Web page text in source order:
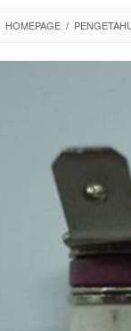
HOMEPAGE /